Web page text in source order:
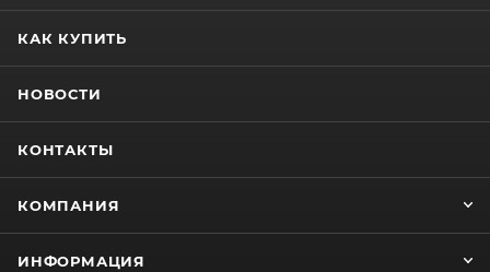
КАК КУПИТЬ
НОВОСТИ
КОНТАКТЫ
КОМПАНИЯ
ИНФОРМАЦИЯ